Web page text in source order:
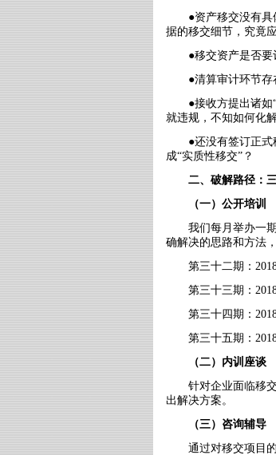
●资产移交没有
据的移交细节，究竟
●移交资产是否
●清算审计环节存
●接收方提出诸如
就违规，不知如何化解
●还没有签订正
成“实质性移交” ？
二、破解路径：
（一）公开培训
我们每月举办一
确解决的思路和方法
第三十二期：
第三十三期：
第三十四期：
第三十五期：
（二）内训座谈
针对企业面临移
出解决方案。
（三）咨询辅导
通过对移交项目